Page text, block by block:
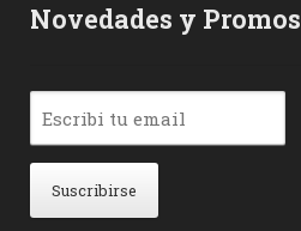
Novedades y Promos